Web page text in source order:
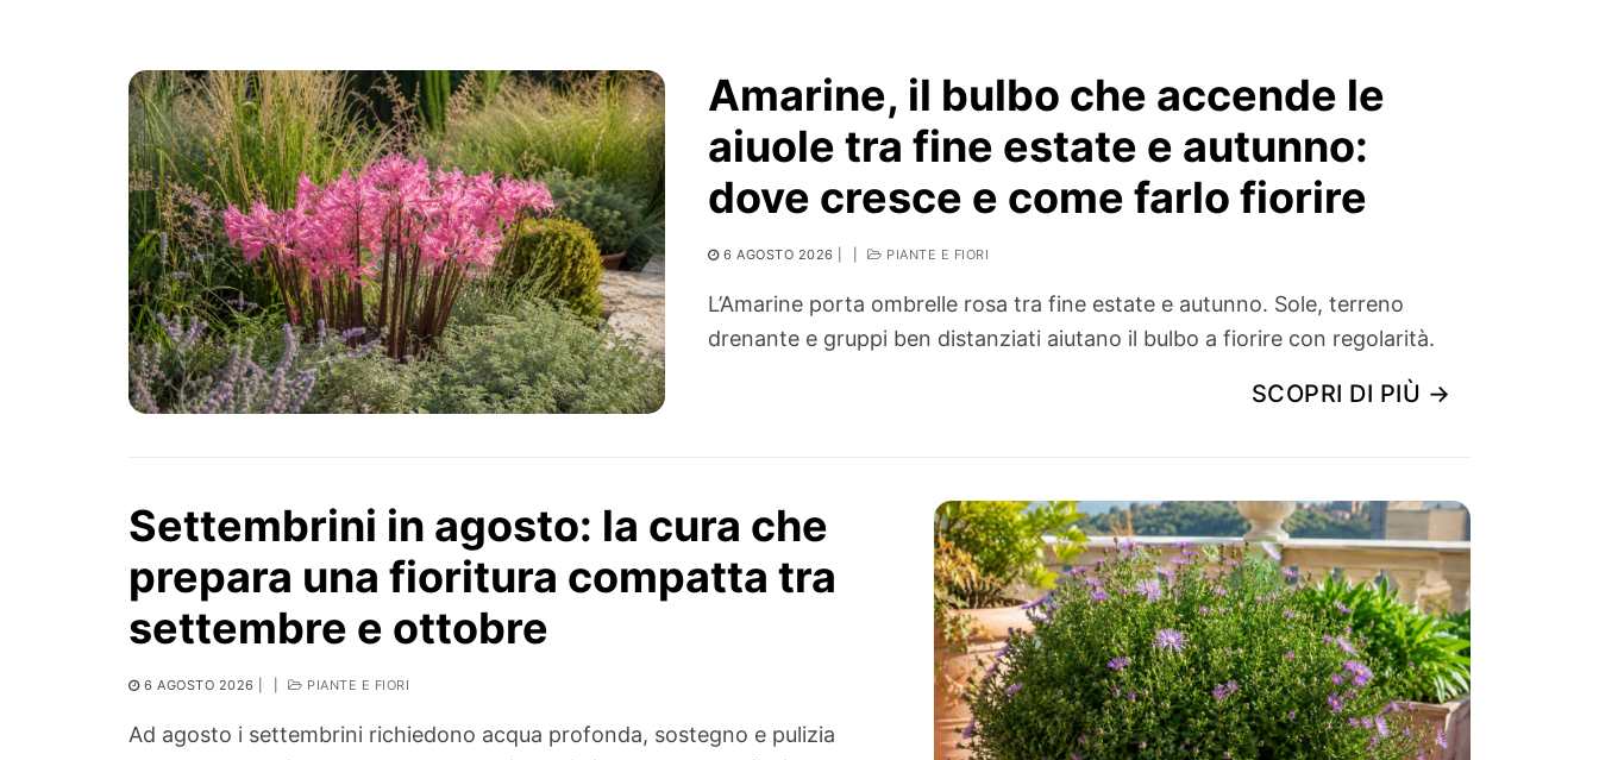
Ortaggio
Search for:
Amarine, il bulbo che accende le
aiuole tra fine estate e autunno:
dove cresce e come farlo fiorire
6 AGOSTO 2026 PIANTE E FIORI
L’Amarine porta ombrelle rosa tra fine estate e autunno. Sole, terreno
drenante e gruppi ben distanziati aiutano il bulbo a fiorire con regolarità.
SCOPRI DI PIÙ →
Settembrini in agosto: la cura che
prepara una fioritura compatta tra
settembre e ottobre
6 AGOSTO 2026 PIANTE E FIORI
Ad agosto i settembrini richiedono acqua profonda, sostegno e pulizia